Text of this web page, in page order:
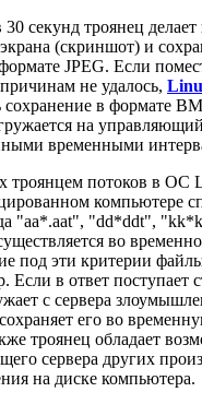
секунд троянец
(скриншот) и
JPEG. Если
не удалось,
сохранение в формате
на
временными
троянцем потоков в ОС
компьютере
"aa*.aat", "dd*ddt",
во
под эти критерии
Если в ответ поступает
с сервера
его во
троянец обладает
сервера других
на диске компьютера.